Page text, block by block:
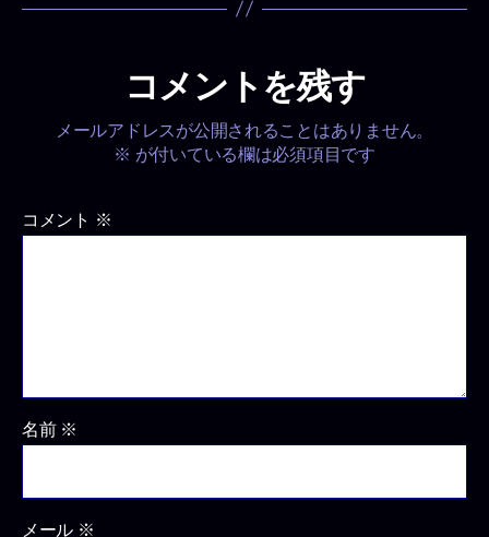
コメントを残す
メールアドレスが公開されることはありません。
※ が付いている欄は必須項目です
コメント ※
名前 ※
メール ※